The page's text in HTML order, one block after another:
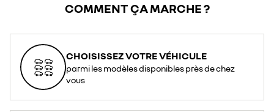
COMMENT ÇA MARCHE ?
CHOISISSEZ VOTRE VÉHICULE
parmi les modèles disponibles près de chez
vous